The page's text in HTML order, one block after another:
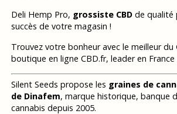
Deli Hemp Pro, grossiste CBDde qualité
succès de votre magasin !
Trouvez votre bonheur avec le meilleur du
boutique en ligne CBD.fr, leader en France
Silent Seeds propose les graines de
de Dinafem, marque historique, banque
cannabis depuis 2005.